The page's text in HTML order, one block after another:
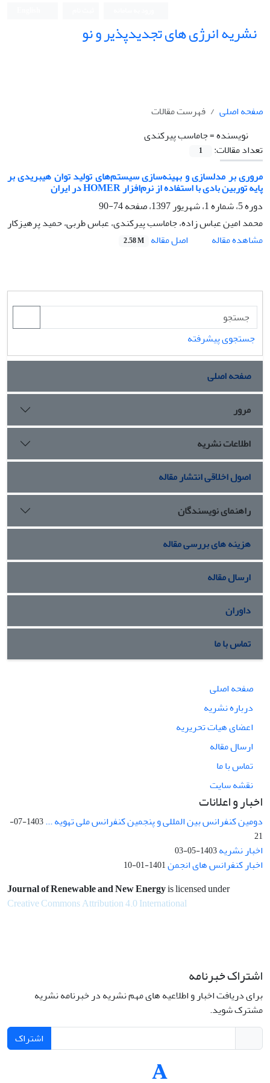
نشریه انرژی های تجدیدپذیر و نو
صفحه اصلی
فهرست مقالات
نویسنده =جاماسب پیرکندی
تعداد مقالات:
1
مروری بر مدلسازی و بهینه‌سازی سیستم‌های تولید توان هیبریدی بر
پایه توربین بادی با استفاده از نرم‌افزار HOMER در ایران
دوره 5، شماره 1، شهریور 1397، صفحه
74-90
محمد امین عباس زاده، جاماسب پیرکندی، عباس طربی، حمید پرهیزکار
مشاهده مقاله
اصل مقاله 2.58 M
جستجوی پیشرفته
صفحه اصلی
مرور
اطلاعات نشریه
اصول اخلاقی انتشار مقاله
راهنمای نویسندگان
هزینه های بررسی مقاله
ارسال مقاله
داوران
تماس با ما
صفحه اصلی
درباره نشریه
اعضای هیات تحریریه
ارسال مقاله
تماس با ما
نقشه سایت
اخبار و اعلانات
دومین کنفرانس بین المللی و پنجمین کنفرانس ملی تهویه ...
1403-07-
21
اخبار نشریه1403-05-03
اخبار کنفرانس های انجمن1401-01-10
Journal of Renewable and New Energyis licensed under
Creative Commons Attribution 4.0 International
اشتراک خبرنامه
برای دریافت اخبار و اطلاعیه های مهم نشریه در خبرنامه نشریه
مشترک شوید.
اشتراک